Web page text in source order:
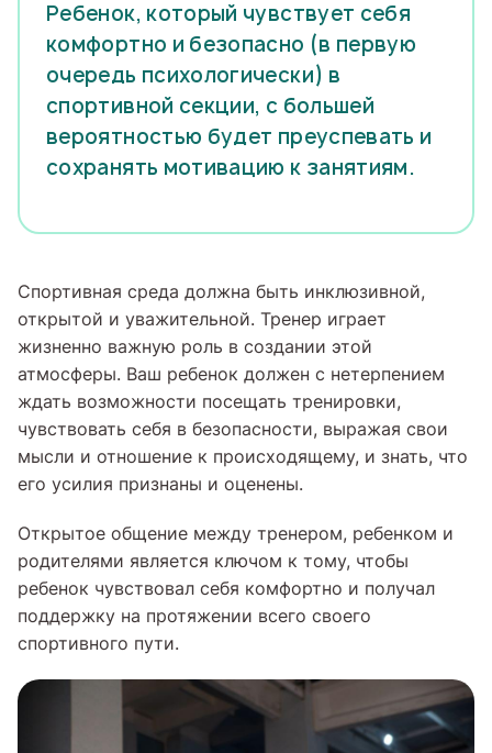
Ребенок, который чувствует себя
комфортно и безопасно (в первую
очередь психологически) в
спортивной секции, с большей
вероятностью будет преуспевать и
сохранять мотивацию к занятиям.
Спортивная среда должна быть инклюзивной,
открытой и уважительной. Тренер играет
жизненно важную роль в создании этой
атмосферы. Ваш ребенок должен с нетерпением
ждать возможности посещать тренировки,
чувствовать себя в безопасности, выражая свои
мысли и отношение к происходящему, и знать, что
его усилия признаны и оценены.
Открытое общение между тренером, ребенком и
родителями является ключом к тому, чтобы
ребенок чувствовал себя комфортно и получал
поддержку на протяжении всего своего
спортивного пути.